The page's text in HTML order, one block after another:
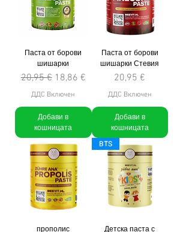
Паста от борови
шишарки
Редовна цена
20,95 € Продажна цена
18,86 €
ДДС Включен
Добави в
кошницата
Паста от борови
шишарки Стевия
Цена
20,95 €
ДДС Включен
Добави в
кошницата
прополис
BTS
Детска паста с